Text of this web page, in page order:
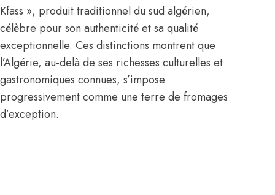
Kfass », produit traditionnel du sud algérien,
célèbre pour son authenticité et sa qualité
exceptionnelle. Ces distinctions montrent que
l’Algérie, au-delà de ses richesses culturelles et
gastronomiques connues, s’impose
progressivement comme une terre de fromages
d’exception.